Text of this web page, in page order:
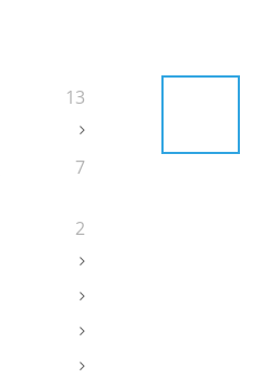
13
7
2